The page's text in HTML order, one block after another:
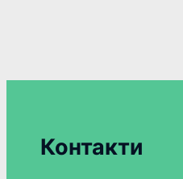
Контакти